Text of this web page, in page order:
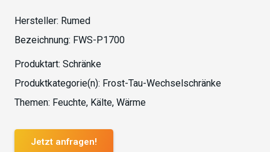
Hersteller: Rumed
Bezeichnung: FWS-P1700
Produktart: Schränke
Produktkategorie(n): Frost-Tau-Wechselschränke
Themen: Feuchte, Kälte, Wärme
Jetzt anfragen!